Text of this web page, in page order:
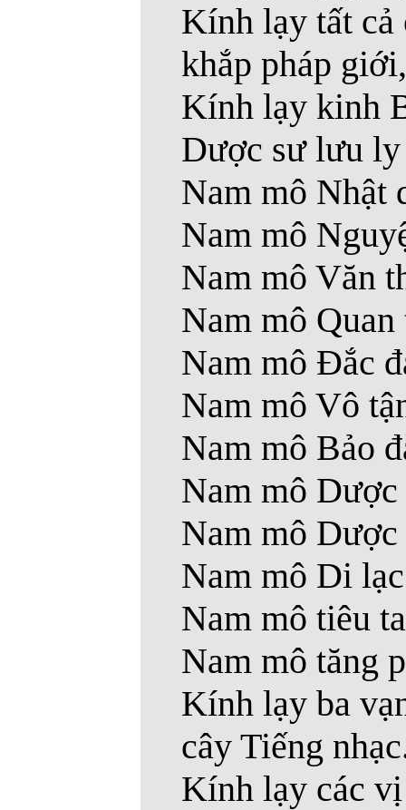
Kính lạy tất cả
khắp pháp
Kính lạy kinh
Dược sư lưu
Nam mô Nhật
Nam mô
Nam mô Văn
Nam mô
Nam mô Ðắc
Nam mô Vô
Nam mô Bảo
Nam mô
Nam mô
Nam mô Di
Nam mô tiêu
Nam mô tăng
Kính lạy ba
cây Tiếng
Kính lạy các